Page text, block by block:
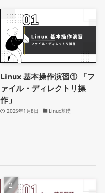
Linux 基本操作演習① 「フ
ァイル・ディレクトリ操
作」
2025年1月8日 Linux基礎